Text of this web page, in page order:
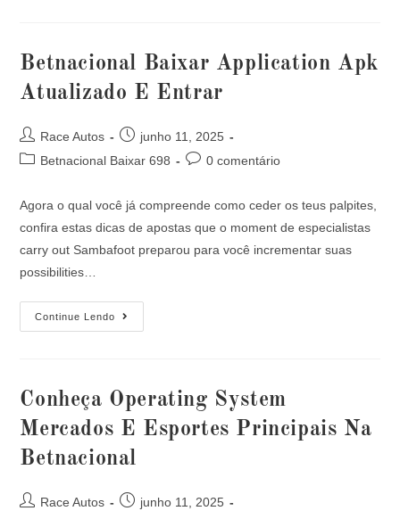
Betnacional Baixar Application Apk
Atualizado E Entrar
Race Autos
junho 11, 2025
Betnacional Baixar 698
0 comentário
Agora o qual você já compreende como ceder os teus palpites,
confira estas dicas de apostas que o moment de especialistas
carry out Sambafoot preparou para você incrementar suas
possibilities…
Continue Lendo
Conheça Operating System
Mercados E Esportes Principais Na
Betnacional
Race Autos
junho 11, 2025